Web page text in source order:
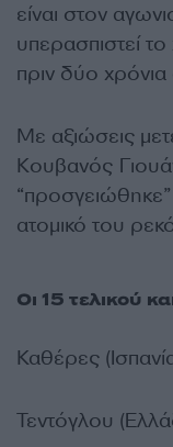
είναι στον
υπερασπιστεί
πριν δύο
Με αξιώσεις
Κουβανός
ατομικό του
Οι 15 τελικού
Καθέρες
Τεντόγλου